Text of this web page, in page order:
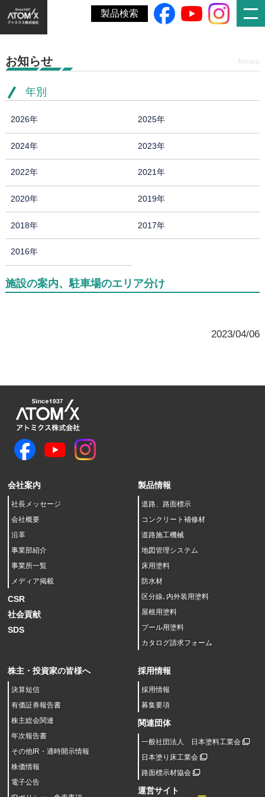
製品検索
ホーム» 施設の案内、駐車場のエリア分け
お知らせ
年別
2026年 2025年
2024年 2023年
2022年 2021年
2020年 2019年
2018年 2017年
2016年
施設の案内、駐車場のエリア分け
2023/04/06
会社案内
社長メッセージ
会社概要
沿革
事業部紹介
事業所一覧
メディア掲載
CSR
社会貢献
SDS
製品情報
道路、路面標示
コンクリート補修材
道路施工機械
地図管理システム
床用塗料
防水材
区分線､内外装用塗料
屋根用塗料
プール用塗料
カタログ請求フォーム
株主・投資家の皆様へ
決算短信
有価証券報告書
株主総会関連
年次報告書
その他IR・適時開示情報
株価情報
電子公告
採用情報
採用情報
募集要項
関連団体
一般社団法人 日本塗料工業会
日本塗り床工業会
路面標示材協会
運営サイト